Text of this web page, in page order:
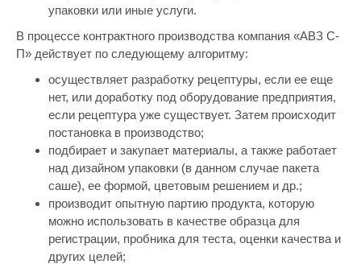
упаковки или иные услуги.
В процессе контрактного производства компания «АВЗ С-
П» действует по следующему алгоритму:
осуществляет разработку рецептуры, если ее еще
нет, или доработку под оборудование предприятия,
если рецептура уже существует. Затем происходит
постановка в производство;
подбирает и закупает материалы, а также работает
над дизайном упаковки (в данном случае пакета
саше), ее формой, цветовым решением и др.;
производит опытную партию продукта, которую
можно использовать в качестве образца для
регистрации, пробника для теста, оценки качества и
других целей;